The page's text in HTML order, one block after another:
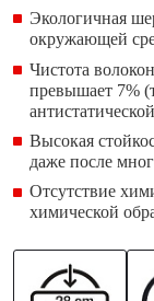
Экологичная
окружающей
Чистота
превышает 7%
Высокая
даже после
Отсутствие
химической